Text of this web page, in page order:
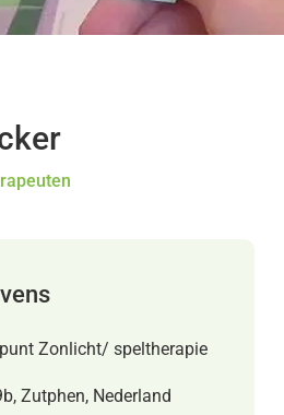
Zonlicht/ speltherapie
Zutphen, Nederland